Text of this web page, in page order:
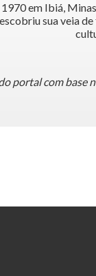
em Ibiá,
sua veia
portal com base